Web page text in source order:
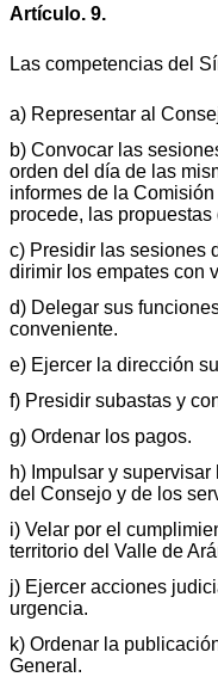
Artículo. 9.
Las competencias del
a) Representar al
b) Convocar las
orden del día de las
informes de la
procede, las
c) Presidir las sesiones
dirimir los empates con
d) Delegar sus
conveniente.
e) Ejercer la dirección
f) Presidir subastas y
g) Ordenar los pagos.
h) Impulsar y
del Consejo y de los
i) Velar por el
territorio del Valle de
j) Ejercer acciones
urgencia.
k) Ordenar la
General.